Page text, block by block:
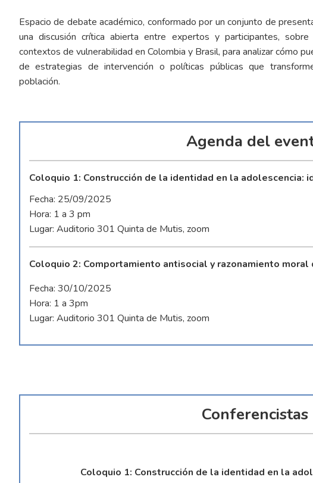
Espacio de debate académico, conformado por un conjunto de
una discusión crítica abierta entre expertos y participantes,
contextos de vulnerabilidad en Colombia y Brasil, para analizar cómo
de estrategias de intervención o políticas públicas que
población.
Agenda del
Coloquio 1: Construcción de la identidad en la adolescencia:
Fecha: 25/09/2025
Hora: 1 a 3 pm
Lugar: Auditorio 301 Quinta de Mutis, zoom
Coloquio 2: Comportamiento antisocial y razonamiento
Fecha: 30/10/2025
Hora: 1 a 3pm
Lugar: Auditorio 301 Quinta de Mutis, zoom
Conferencistas
Coloquio 1: Construcción de la identidad en la